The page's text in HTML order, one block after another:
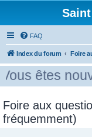
FAQ
Index du forum Foire
?
Foire aux
fréquemment)